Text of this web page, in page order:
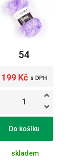
54
199 Kč s DPH
Do košíku
skladem